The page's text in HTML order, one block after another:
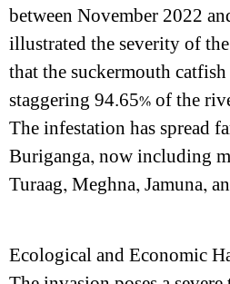
between November 2022
illustrated the severity of
that the suckermouth
staggering 94.65% of the
The infestation has spread
Buriganga, now including
Turaag, Meghna, Jamuna,
Ecological and Economic